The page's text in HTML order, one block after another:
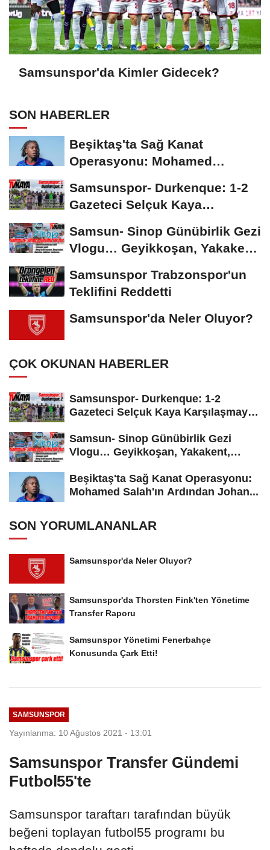
Samsunspor'da Kimler Gidecek?
SON HABERLER
Beşiktaş'ta Sağ Kanat
Operasyonu: Mohamed
Samsunspor- Durkenque: 1-2
Gazeteci Selçuk Kaya
Samsun- Sinop Günübirlik Gezi
Vlogu… Geyikkoşan, Yakakent,
Samsunspor Trabzonspor'un
Teklifini Reddetti
Samsunspor'da Neler Oluyor?
ÇOK OKUNAN HABERLER
Samsunspor- Durkenque: 1-2
Gazeteci Selçuk Kaya Karşılaşmayı
Samsun- Sinop Günübirlik Gezi
Vlogu… Geyikkoşan, Yakakent,
Beşiktaş'ta Sağ Kanat Operasyonu:
Mohamed Salah'ın Ardından Johan...
SON YORUMLANANLAR
Samsunspor'da Neler Oluyor?
Samsunspor'da Thorsten Fink'ten Yönetime
Transfer Raporu
Samsunspor Yönetimi Fenerbahçe
Konusunda Çark Etti!
SAMSUNSPOR
Yayınlanma: 10 Ağustos 2021 - 13:01
Samsunspor Transfer Gündemi
Futbol55'te
Samsunspor taraftarı tarafından büyük
beğeni toplayan futbol55 programı bu